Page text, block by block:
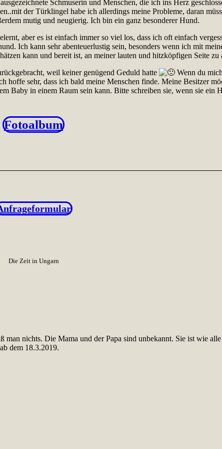
Schmuserin und Menschen, die ich ins Herz
der Türklingel habe ich allerdings meine Probleme, daran
mutig und neugierig. Ich bin ein ganz besonderer Hund.
aber es ist einfach immer so viel los, dass ich oft einfach
Ich kann sehr abenteuerlustig sein, besonders wenn ich mit
kann und bereit ist, an meiner lauten und hitzköpfigen Seite zu
weil keiner genügend Geduld hatte
Wenn du
sehr, dass ich bald meine Menschen finde. Meine Besitzer
Baby in einem Raum sein kann. Bitte schreiben sie, wenn sie
Fotoalbum
Die Zeit in Ungarn
nichts. Die Mama und der Papa sind unbekannt. Sie ist wie
dem 18.3.2019.